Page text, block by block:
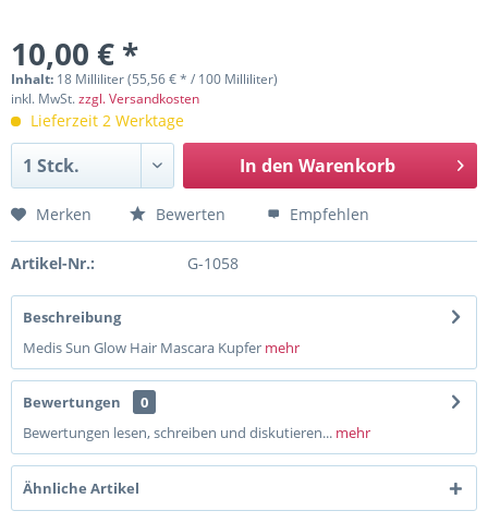
10,00 € *
Inhalt: 18 Milliliter (55,56 € * / 100 Milliliter)
inkl. MwSt.zzgl. Versandkosten
Lieferzeit 2 Werktage
In den Warenkorb
Merken Bewerten Empfehlen
Artikel-Nr.: G-1058
Beschreibung
Medis Sun Glow Hair Mascara Kupfer mehr
Bewertungen
0
Bewertungen lesen, schreiben und diskutieren... mehr
Ähnliche Artikel